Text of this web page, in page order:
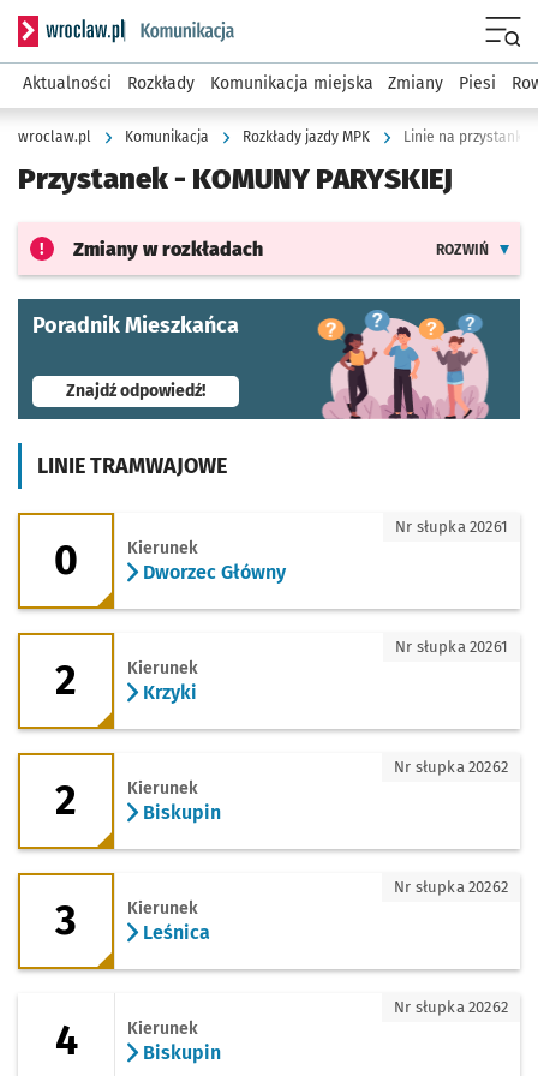
Serwis informacyjny wroclaw.pl podserwis: Komunikacja
Aktualności Rozkłady Komunikacja miejska Zmiany Piesi
wroclaw.pl Komunikacja Rozkłady jazdy MPK Linie na przystanku
Przystanek - KOMUNY PARYSKIEJ
Zmiany w rozkładach ROZWIŃ
Poradnik Mieszkańca
Znajdź odpowiedź!- otworzy się w nowej karcie
LINIE TRAMWAJOWE
0 - kierunek Dworzec Główny
0 Kierunek
Dworzec Główny
Nr słupka 20261
2 - kierunek Krzyki
2 Kierunek
Krzyki
Nr słupka 20261
2 - kierunek Biskupin
2 Kierunek
Biskupin
Nr słupka 20262
3 - kierunek Leśnica
3 Kierunek
Leśnica
Nr słupka 20262
4 Kierunek
Biskupin
Nr słupka 20262